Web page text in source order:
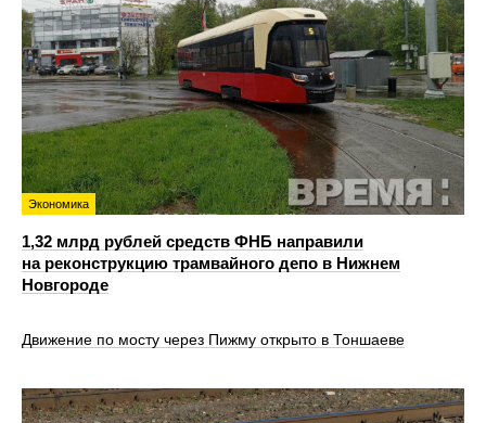
Экономика
1,32 млрд рублей средств ФНБ направили
на реконструкцию трамвайного депо в Нижнем
Новгороде
Движение по мосту через Пижму открыто в Тоншаеве